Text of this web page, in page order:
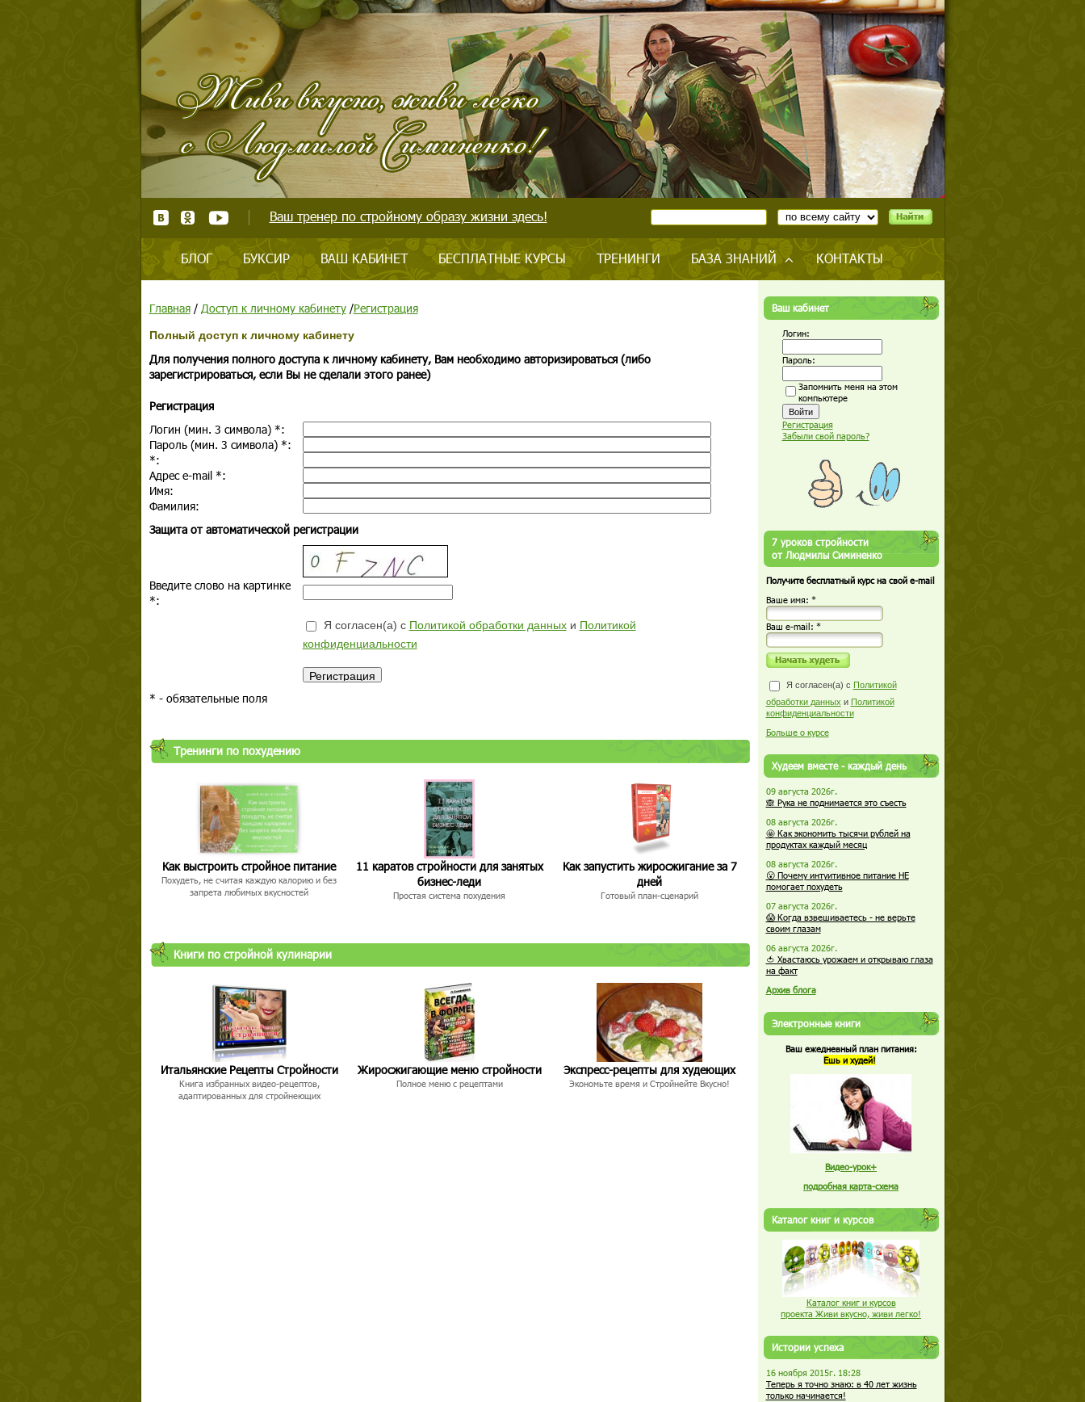
Ваш тренер по стройному образу жизни здесь!
БЛОГ БУКСИР ВАШ КАБИНЕТ БЕСПЛАТНЫЕ КУРСЫ ТРЕНИНГИ БАЗА ЗНАНИЙ КОНТАКТЫ
Главная/ Доступ к личному кабинету/Регистрация
Полный доступ к личному кабинету
Для получения полного доступа к личному кабинету, Вам необходимо авторизироваться (либо
зарегистрироваться, если Вы не сделали этого ранее)
Регистрация
Логин (мин. 3 символа) *:
Пароль (мин. 3 символа) *:
*:
Адрес e-mail *:
Имя:
Фамилия:
Защита от автоматической регистрации
Введите слово на картинке
*:
Я согласен(а) с Политикой обработки данныхи Политикой
конфиденциальности
* - обязательные поля
Тренинги по похудению
Как выстроить стройное питание
Похудеть, не считая каждую калорию и без
запрета любимых вкусностей
11 каратов стройности для занятых
бизнес-леди
Простая система похудения
Как запустить жиросжигание за 7
дней
Готовый план-сценарий
Книги по стройной кулинарии
Итальянские Рецепты Стройности
Книга избранных видео-рецептов,
адаптированных для стройнеющих
Жиросжигающие меню стройности
Полное меню с рецептами
Экспресс-рецепты для худеющих
Экономьте время и Стройнейте Вкусно!
Ваш кабинет
Логин:
Пароль:
Запомнить меня на этом
компьютере
Регистрация
Забыли свой пароль?
7 уроков стройности
от Людмилы Симиненко
Получите бесплатный курс на свой e-mail
Ваше имя: *
Ваш е-mail: *
Я согласен(а) с Политикой
обработки данных и Политикой
конфиденциальности
Больше о курсе
Худеем вместе - каждый день
09 августа 2026г.
🙈 Рука не поднимается это съесть
08 августа 2026г.
🤩 Как экономить тысячи рублей на
продуктах каждый месяц
08 августа 2026г.
😮 Почему интуитивное питание НЕ
помогает похудеть
07 августа 2026г.
😱 Когда взвешиваетесь - не верьте
своим глазам
06 августа 2026г.
🍅 Хвастаюсь урожаем и открываю глаза
на факт
Архив блога
Электронные книги
Ваш ежедневный план питания:
Ешь и худей!
Видео-урок+
подробная карта-схема
Каталог книг и курсов
Каталог книг и курсов
проекта Живи вкусно, живи легко!
Истории успеха
16 ноября 2015г. 18:28
Теперь я точно знаю: в 40 лет жизнь
только начинается!